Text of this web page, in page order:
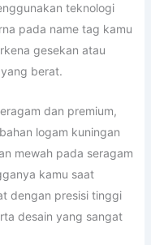
teknologi
pada name tag kamu
gesekan atau
berat.
dan premium,
logam kuningan
mewah pada seragam
kamu saat
dengan presisi tinggi
desain yang sangat